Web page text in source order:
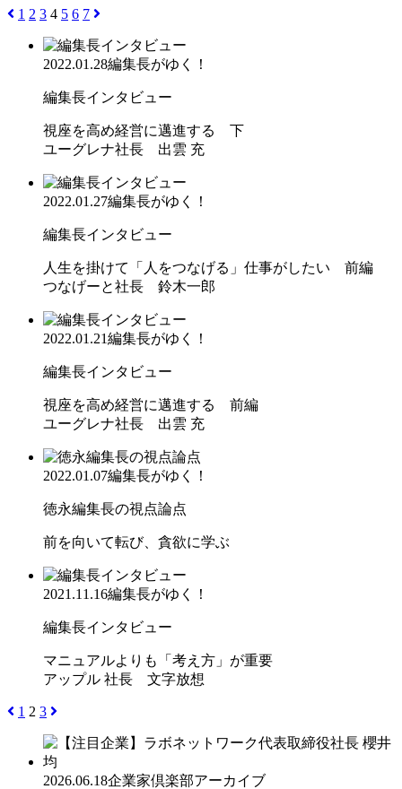
1 2 3 4 5 6 7
2022.01.28編集長がゆく！
編集長インタビュー
視座を高め経営に邁進する 下
ユーグレナ社長 出雲 充
2022.01.27編集長がゆく！
編集長インタビュー
人生を掛けて「人をつなげる」仕事がしたい 前編
つなげーと社長 鈴木一郎
2022.01.21編集長がゆく！
編集長インタビュー
視座を高め経営に邁進する 前編
ユーグレナ社長 出雲 充
2022.01.07編集長がゆく！
徳永編集長の視点論点
前を向いて転び、貪欲に学ぶ
2021.11.16編集長がゆく！
編集長インタビュー
マニュアルよりも「考え方」が重要
アップル 社長 文字放想
1 2 3
2026.06.18企業家倶楽部アーカイブ